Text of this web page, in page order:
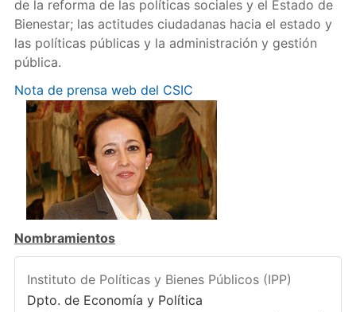
de la reforma de las políticas sociales y el Estado de
Bienestar; las actitudes ciudadanas hacia el estado y
las políticas públicas y la administración y gestión
pública.
Nota de prensa web del CSIC
Nombramientos
Instituto de Políticas y Bienes Públicos (IPP)
Dpto. de Economía y Política